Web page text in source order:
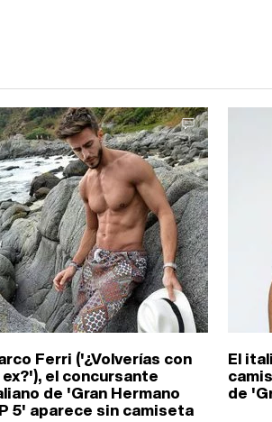
Ferri ('¿Volverías con
el concursante
de 'Gran Hermano
5' aparece sin camiseta
El
de